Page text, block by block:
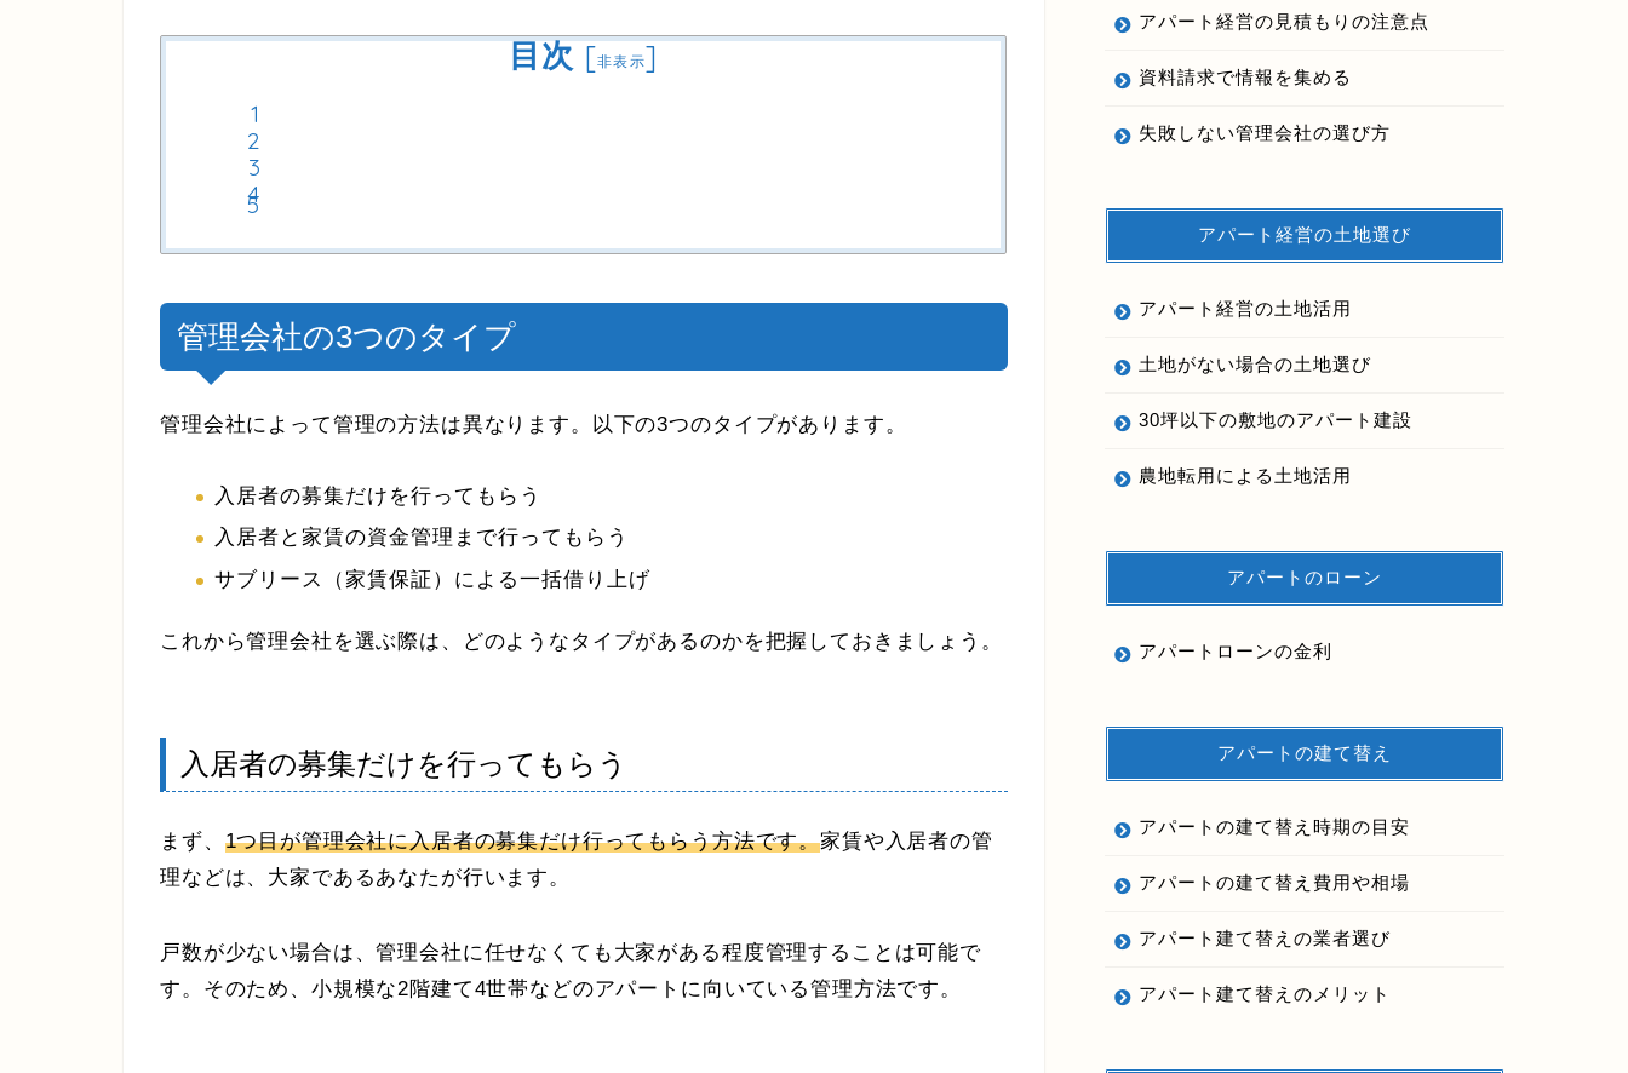
目次 [非表示]
管理会社の3つのタイプ
管理会社によって管理の方法は異なります。以下の3つのタイプがあります。
入居者の募集だけを行ってもらう
入居者と家賃の資金管理まで行ってもらう
サブリース（家賃保証）による一括借り上げ
これから管理会社を選ぶ際は、どのようなタイプがあるのかを把握しておきましょう。
入居者の募集だけを行ってもらう
まず、 1つ目が管理会社に入居者の募集だけ行ってもらう方法です。家賃や入居者の管
理などは、大家であるあなたが行います。
戸数が少ない場合は、管理会社に任せなくても大家がある程度管理することは可能で
す。そのため、小規模な2階建て4世帯などのアパートに向いている管理方法です。
アパート経営の見積もりの注意点
資料請求で情報を集める
失敗しない管理会社の選び方
アパート経営の土地選び
アパート経営の土地活用
土地がない場合の土地選び
30坪以下の敷地のアパート建設
農地転用による土地活用
アパートのローン
アパートローンの金利
アパートの建て替え
アパートの建て替え時期の目安
アパートの建て替え費用や相場
アパート建て替えの業者選び
アパート建て替えのメリット